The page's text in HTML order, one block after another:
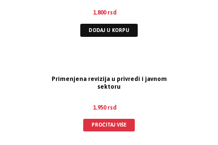
1.800 rsd
DODAJ U KORPU
Primenjena revizija u privredi i javnom
sektoru
1.950 rsd
PROČITAJ VIŠE